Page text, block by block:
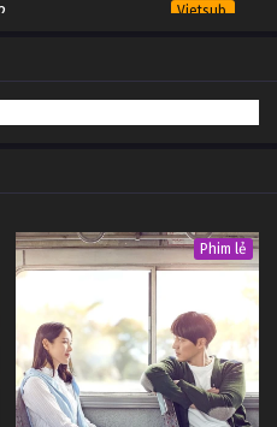
Vietsub
Phim lẻ